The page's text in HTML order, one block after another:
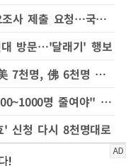
정부, 내달 8일까지 '증원' 의대 수요조사 제출 요청…국립대 별도 조사
방문…'달래기' 행보
정부 "세계 각국, 의대 정원 늘려…美 7천명, 佛 6천명 日 1700명"
의협회장 된 임현택…"증원? 되레 500~1000명 줄여야" 큰 입장차
신청 다시 8천명대로